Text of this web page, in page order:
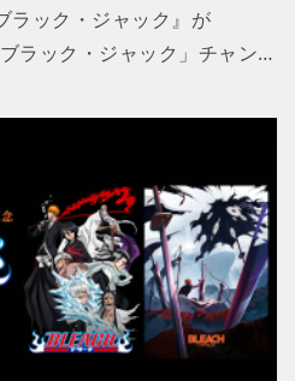
ラック・ジャック』が
ラック・ジャック」チャン…